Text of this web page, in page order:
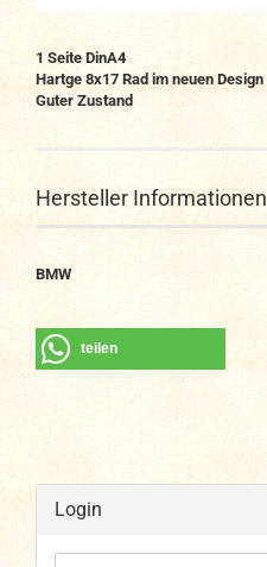
1 Seite DinA4
Hartge 8x17 Rad im neuen Design
Guter Zustand
Hersteller Informationen
BMW
teilen
Login